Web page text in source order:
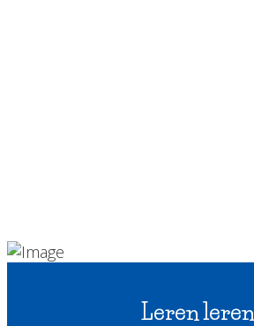
Leren leren